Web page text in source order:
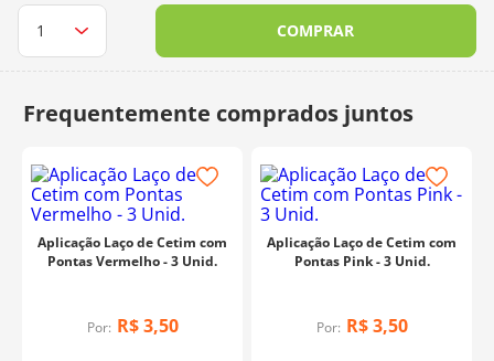
COMPRAR
Aplicação Laço de Cetim com
Pontas Vermelho - 3 Unid.
Por: R$ 3,50
Aplicação Laço de Cetim com
Pontas Pink - 3 Unid.
Por: R$ 3,50
9 charme
dmc